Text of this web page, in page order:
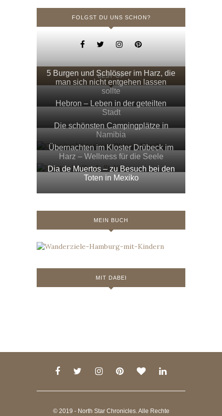
FOLGST DU UNS SCHON?
BEST OF
5 Burgen und Schlösser im Harz, die
man sich nicht entgehen lassen
sollte
Hebron – Leben in der geteilten
Stadt
Die schönsten Campingplätze in
Namibia
Übernachten im Kloster Drübeck im
Harz – Wellness für die Seele
Dia de Muertos – zu Besuch bei den
Toten in Mexiko
MEIN BUCH
MIT DABEI
© 2019 - North Star Chronicles. Alle Rechte